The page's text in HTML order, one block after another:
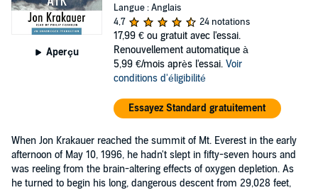
Aperçu
Langue : Anglais
4,7
24 notations
17,99 € ou gratuit avec l'essai.
Renouvellement automatique à
5,99 €/mois après l'essai. Voir
conditions d'éligibilité
Essayez Standard gratuitement
When Jon Krakauer reached the summit of Mt. Everest in the early
afternoon of May 10, 1996, he hadn't slept in fifty-seven hours and
was reeling from the brain-altering effects of oxygen depletion. As
he turned to begin his long, dangerous descent from 29,028 feet,